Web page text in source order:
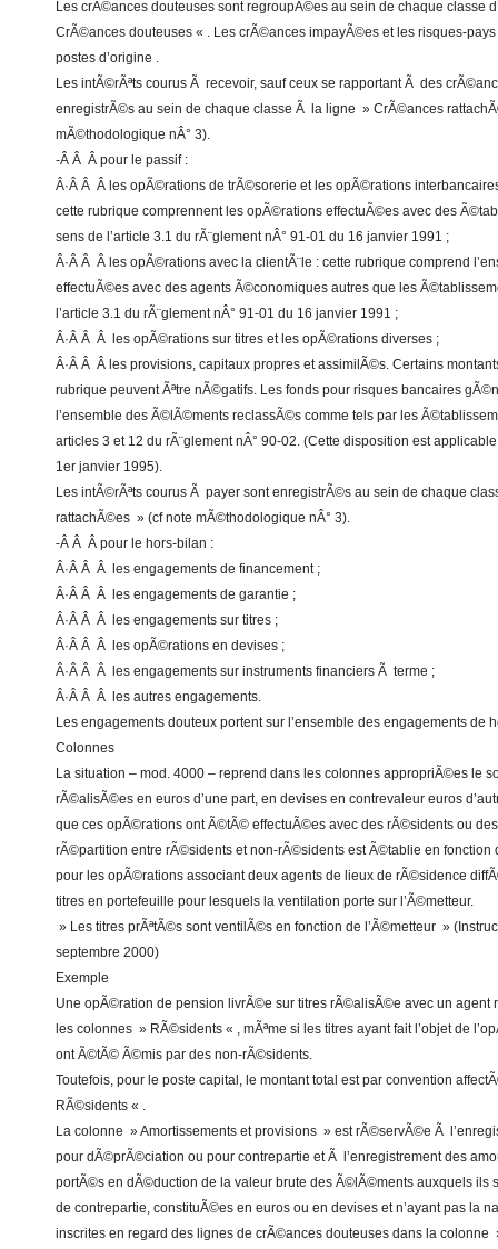
Les crÃ©ances douteuses sont regroupÃ©es au sein de chaque classe
CrÃ©ances douteuses « . Les crÃ©ances impayÃ©es et les risques-
postes d’origine .
Les intÃ©rÃªts courus Ã recevoir, sauf ceux se rapportant Ã des
enregistrÃ©s au sein de chaque classe Ã la ligne » CrÃ©ances
mÃ©thodologique nÂ° 3).
-Â Â Â pour le passif :
Â·Â Â Â les opÃ©rations de trÃ©sorerie et les opÃ©rations
cette rubrique comprennent les opÃ©rations effectuÃ©es avec des
sens de l’article 3.1 du rÃ¨glement nÂ° 91-01 du 16 janvier 1991 ;
Â·Â Â Â les opÃ©rations avec la clientÃ¨le : cette rubrique comprend
effectuÃ©es avec des agents Ã©conomiques autres que les
l’article 3.1 du rÃ¨glement nÂ° 91-01 du 16 janvier 1991 ;
Â·Â Â Â les opÃ©rations sur titres et les opÃ©rations diverses ;
Â·Â Â Â les provisions, capitaux propres et assimilÃ©s. Certains
rubrique peuvent Ãªtre nÃ©gatifs. Les fonds pour risques bancaires
l’ensemble des Ã©lÃ©ments reclassÃ©s comme tels par les
articles 3 et 12 du rÃ¨glement nÂ° 90-02. (Cette disposition est
1er janvier 1995).
Les intÃ©rÃªts courus Ã payer sont enregistrÃ©s au sein de chaque
rattachÃ©es » (cf note mÃ©thodologique nÂ° 3).
-Â Â Â pour le hors-bilan :
Â·Â Â Â les engagements de financement ;
Â·Â Â Â les engagements de garantie ;
Â·Â Â Â les engagements sur titres ;
Â·Â Â Â les opÃ©rations en devises ;
Â·Â Â Â les engagements sur instruments financiers Ã terme ;
Â·Â Â Â les autres engagements.
Les engagements douteux portent sur l’ensemble des engagements de
Colonnes
La situation – mod. 4000 – reprend dans les colonnes appropriÃ©es le
rÃ©alisÃ©es en euros d’une part, en devises en contrevaleur euros
que ces opÃ©rations ont Ã©tÃ© effectuÃ©es avec des rÃ©sidents ou
rÃ©partition entre rÃ©sidents et non-rÃ©sidents est Ã©tablie en fonction
pour les opÃ©rations associant deux agents de lieux de rÃ©sidence
titres en portefeuille pour lesquels la ventilation porte sur l’Ã©metteur.
» Les titres prÃªtÃ©s sont ventilÃ©s en fonction de l’Ã©metteur »
septembre 2000)
Exemple
Une opÃ©ration de pension livrÃ©e sur titres rÃ©alisÃ©e avec un agent
les colonnes » RÃ©sidents « , mÃªme si les titres ayant fait l’objet de
ont Ã©tÃ© Ã©mis par des non-rÃ©sidents.
Toutefois, pour le poste capital, le montant total est par convention
RÃ©sidents « .
La colonne » Amortissements et provisions » est rÃ©servÃ©e Ã
pour dÃ©prÃ©ciation ou pour contrepartie et Ã l’enregistrement des
portÃ©s en dÃ©duction de la valeur brute des Ã©lÃ©ments auxquels ils
de contrepartie, constituÃ©es en euros ou en devises et n’ayant pas la
inscrites en regard des lignes de crÃ©ances douteuses dans la colonne